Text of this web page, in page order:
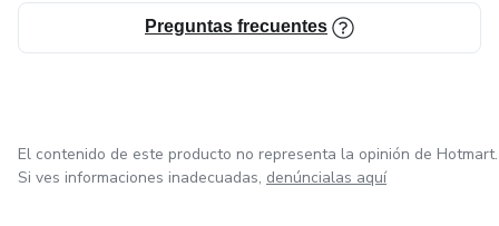
Preguntas frecuentes
El contenido de este producto no representa la opinión de Hotmart.
Si ves informaciones inadecuadas, denúncialas aquí